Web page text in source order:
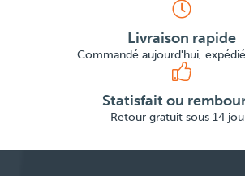
Livraison rapide
Commandé aujourd'hui,
Statisfait ou
Retour gratuit sous 14